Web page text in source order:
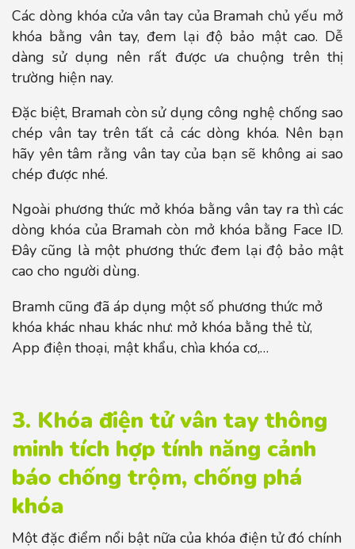
Các dòng khóa cửa vân tay của Bramah chủ yếu mở
khóa bằng vân tay, đem lại độ bảo mật cao. Dễ
dàng sử dụng nên rất được ưa chuộng trên thị
trường hiện nay.
Đặc biệt, Bramah còn sử dụng công nghệ chống sao
chép vân tay trên tất cả các dòng khóa. Nên bạn
hãy yên tâm rằng vân tay của bạn sẽ không ai sao
chép được nhé.
Ngoài phương thức mở khóa bằng vân tay ra thì các
dòng khóa của Bramah còn mở khóa bằng Face ID.
Đây cũng là một phương thức đem lại độ bảo mật
cao cho người dùng.
Bramh cũng đã áp dụng một số phương thức mở
khóa khác nhau khác như: mở khóa bằng thẻ từ,
App điện thoại, mật khẩu, chìa khóa cơ,…
3. Khóa điện tử vân tay thông
minh tích hợp tính năng cảnh
báo chống trộm, chống phá
khóa
Một đặc điểm nổi bật nữa của khóa điện tử đó chính